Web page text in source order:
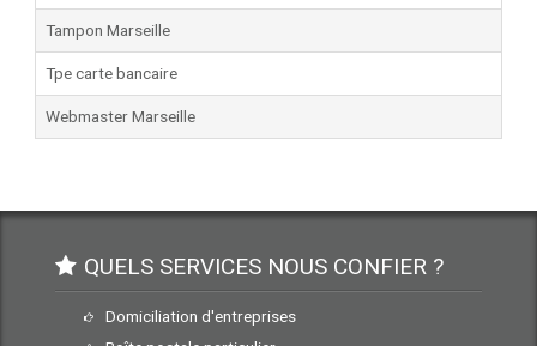
Tampon Marseille
Tpe carte bancaire
Webmaster Marseille
QUELS SERVICES NOUS CONFIER ?
Domiciliation d'entreprises